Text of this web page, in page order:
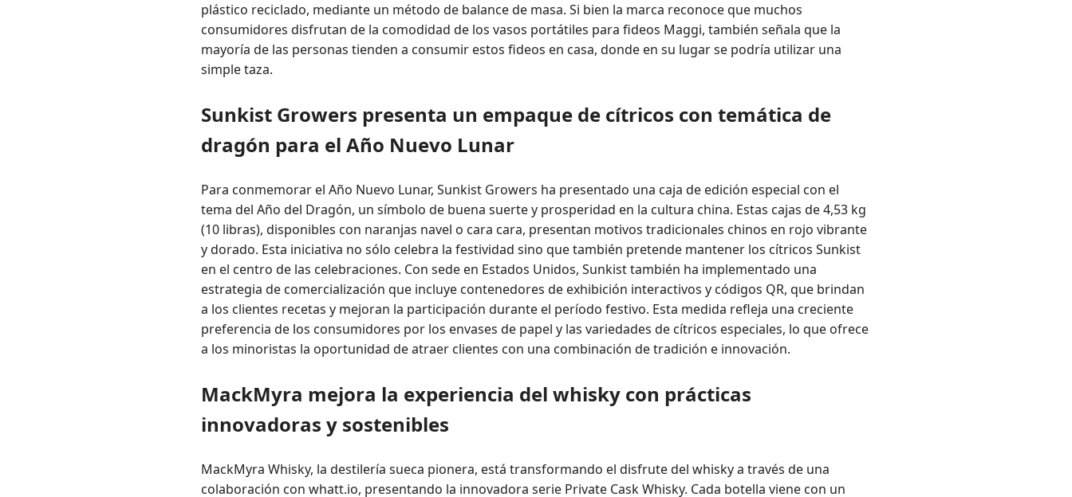
plástico reciclado, mediante un método de balance de masa. Si bien la marca reconoce que muchos
consumidores disfrutan de la comodidad de los vasos portátiles para fideos Maggi, también señala que la
mayoría de las personas tienden a consumir estos fideos en casa, donde en su lugar se podría utilizar una
simple taza.
Sunkist Growers presenta un empaque de cítricos con temática de
dragón para el Año Nuevo Lunar
Para conmemorar el Año Nuevo Lunar, Sunkist Growers ha presentado una caja de edición especial con el
tema del Año del Dragón, un símbolo de buena suerte y prosperidad en la cultura china. Estas cajas de 4,53 kg
(10 libras), disponibles con naranjas navel o cara cara, presentan motivos tradicionales chinos en rojo vibrante
y dorado. Esta iniciativa no sólo celebra la festividad sino que también pretende mantener los cítricos Sunkist
en el centro de las celebraciones. Con sede en Estados Unidos, Sunkist también ha implementado una
estrategia de comercialización que incluye contenedores de exhibición interactivos y códigos QR, que brindan
a los clientes recetas y mejoran la participación durante el período festivo. Esta medida refleja una creciente
preferencia de los consumidores por los envases de papel y las variedades de cítricos especiales, lo que ofrece
a los minoristas la oportunidad de atraer clientes con una combinación de tradición e innovación.
MackMyra mejora la experiencia del whisky con prácticas
innovadoras y sostenibles
MackMyra Whisky, la destilería sueca pionera, está transformando el disfrute del whisky a través de una
colaboración con whatt.io, presentando la innovadora serie Private Cask Whisky. Cada botella viene con un